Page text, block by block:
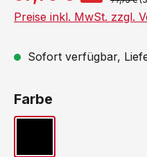
Preise inkl. MwSt. zzgl.
Sofort verfügbar,
Farbe